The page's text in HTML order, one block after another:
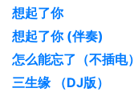
想起了你
想起了你 (伴奏)
怎么能忘了（不插电）
三生缘 （DJ版）